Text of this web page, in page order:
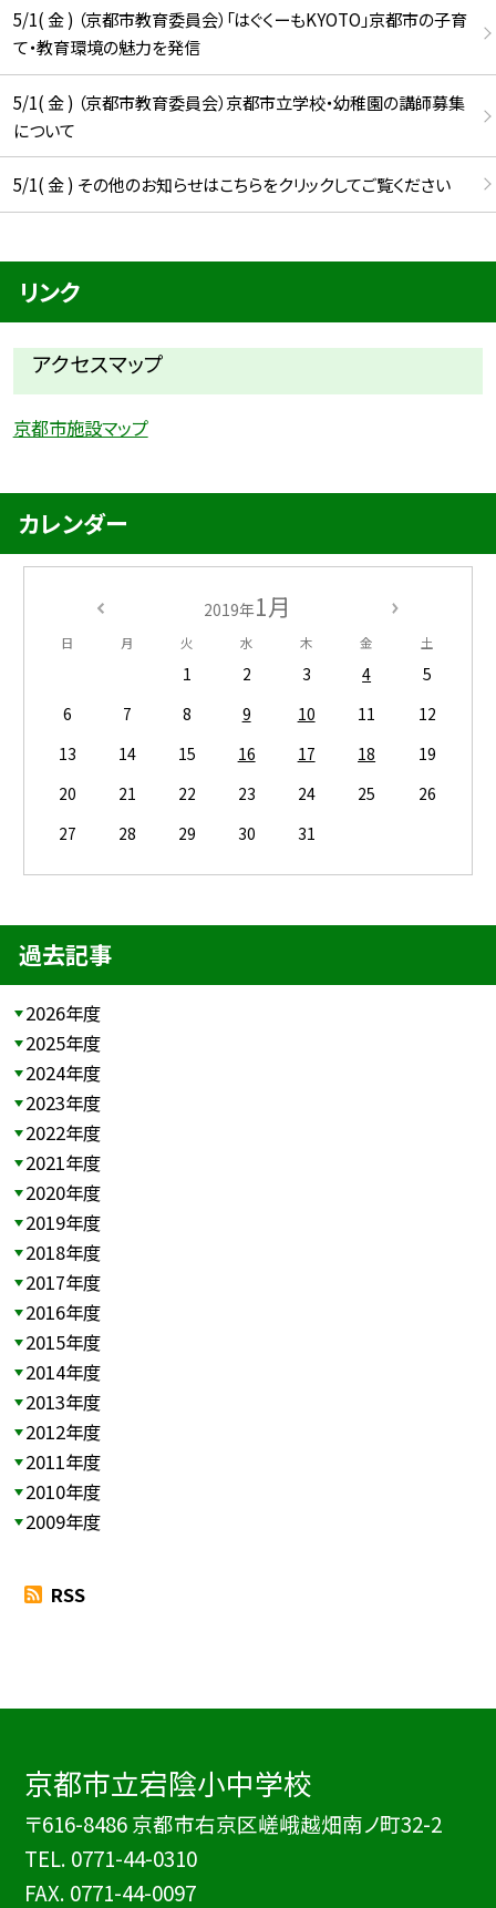
5/1( 金 ) （京都市教育委員会）「はぐくーもKYOTO」京都市の子育
て・教育環境の魅力を発信
5/1( 金 ) （京都市教育委員会）京都市立学校・幼稚園の講師募集
について
5/1( 金 ) その他のお知らせはこちらをクリックしてご覧ください
リンク
アクセスマップ
京都市施設マップ
カレンダー
2019年1月
日 月 火 水 木 金 土
1 2 3 4
5
6
7 8 9 10 11
12
13
14 15 16 17 18
19
20
21 22 23 24 25
26
27
28 29 30 31
過去記事
2026年度
2025年度
2024年度
2023年度
2022年度
2021年度
2020年度
2019年度
2018年度
2017年度
2016年度
2015年度
2014年度
2013年度
2012年度
2011年度
2010年度
2009年度
RSS
京都市立宕陰小中学校
〒616-8486 京都市右京区嵯峨越畑南ノ町32-2
TEL. 0771-44-0310
FAX. 0771-44-0097